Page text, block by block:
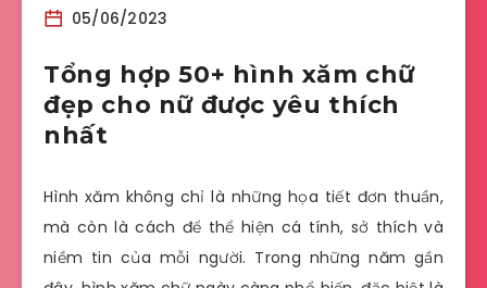
05/06/2023
Tổng hợp 50+ hình xăm chữ
đẹp cho nữ được yêu thích
nhất
Hình xăm không chỉ là những họa tiết đơn thuần,
mà còn là cách để thể hiện cá tính, sở thích và
niềm tin của mỗi người. Trong những năm gần